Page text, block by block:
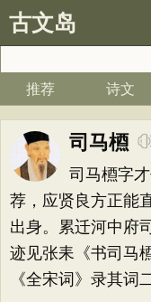
古文岛
推荐 诗文
司马槱
司马槱字
荐，应贤良方正能
出身。累迁河中府
迹见张耒《书司马
《全宋词》录其词